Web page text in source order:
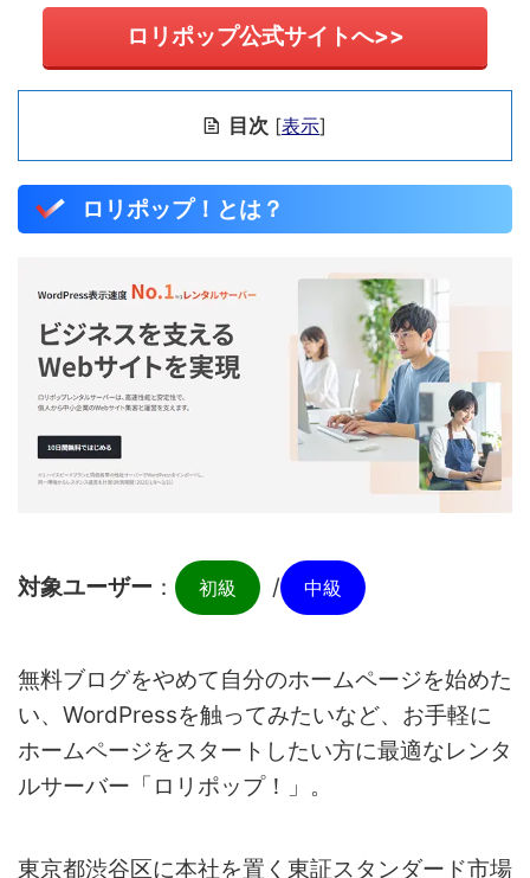
ロリポップ公式サイトへ>>
目次 [表示]
ロリポップ！とは？
対象ユーザー ： 初級 / 中級
無料ブログをやめて自分のホームページを始めた
い、WordPressを触ってみたいなど、お手軽に
ホームページをスタートしたい方に最適なレンタ
ルサーバー「ロリポップ！」。
東京都渋谷区に本社を置く東証スタンダード市場